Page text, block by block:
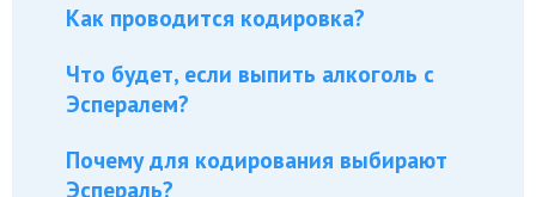
Как проводится кодировка?
Что будет, если выпить алкоголь с
Эспералем?
Почему для кодирования выбирают
Эспераль?